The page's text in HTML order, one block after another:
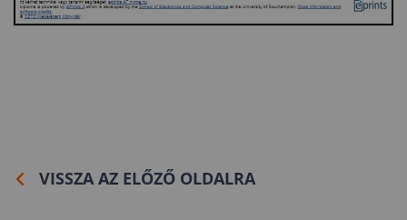
VISSZA AZ ELŐZŐ OLDALRA